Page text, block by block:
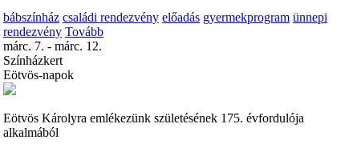
bábszínház családi rendezvény előadás gyermekprogram ünnepi
rendezvény Tovább
márc. 7. - márc. 12.
Színházkert
Eötvös-napok
Eötvös Károlyra emlékezünk születésének 175. évfordulója
alkalmából